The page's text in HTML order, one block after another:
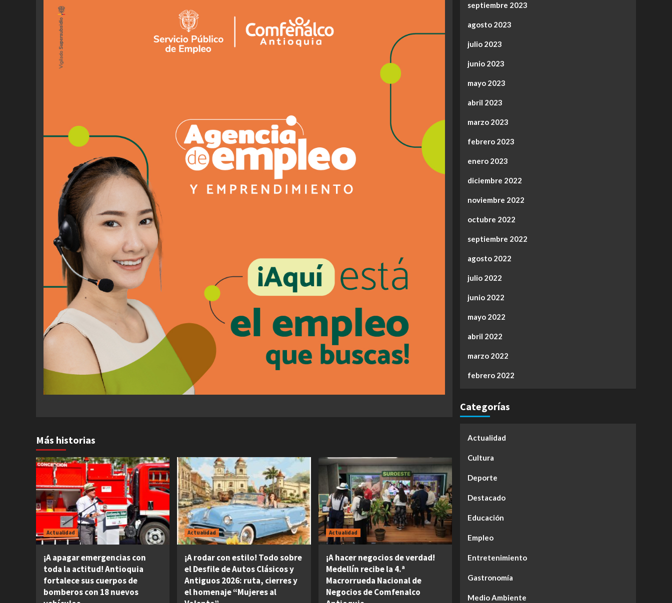
Más historias
Actualidad
¡A apagar emergencias con
toda la actitud! Antioquia
fortalece sus cuerpos de
bomberos con 18 nuevos
Actualidad
¡A rodar con estilo! Todo sobre
el Desfile de Autos Clásicos y
Antiguos 2026: ruta, cierres y
el homenaje “Mujeres al
Actualidad
¡A hacer negocios de verdad!
Medellín recibe la 4.ª
Macrorrueda Nacional de
Negocios de Comfenalco
septiembre 2023
agosto 2023
julio 2023
junio 2023
mayo 2023
abril 2023
marzo 2023
febrero 2023
enero 2023
diciembre 2022
noviembre 2022
octubre 2022
septiembre 2022
agosto 2022
julio 2022
junio 2022
mayo 2022
abril 2022
marzo 2022
febrero 2022
Categorías
Actualidad
Cultura
Deporte
Destacado
Educación
Empleo
Entretenimiento
Gastronomía
Medio Ambiente